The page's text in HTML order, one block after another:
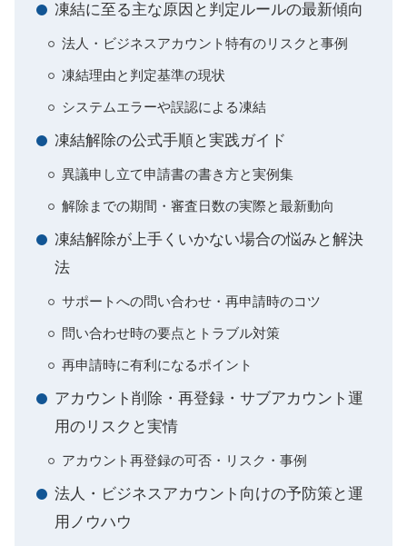
凍結に至る主な原因と判定ルールの最新傾向
法人・ビジネスアカウント特有のリスクと事例
凍結理由と判定基準の現状
システムエラーや誤認による凍結
凍結解除の公式手順と実践ガイド
異議申し立て申請書の書き方と実例集
解除までの期間・審査日数の実際と最新動向
凍結解除が上手くいかない場合の悩みと解決
法
サポートへの問い合わせ・再申請時のコツ
問い合わせ時の要点とトラブル対策
再申請時に有利になるポイント
アカウント削除・再登録・サブアカウント運
用のリスクと実情
アカウント再登録の可否・リスク・事例
法人・ビジネスアカウント向けの予防策と運
用ノウハウ